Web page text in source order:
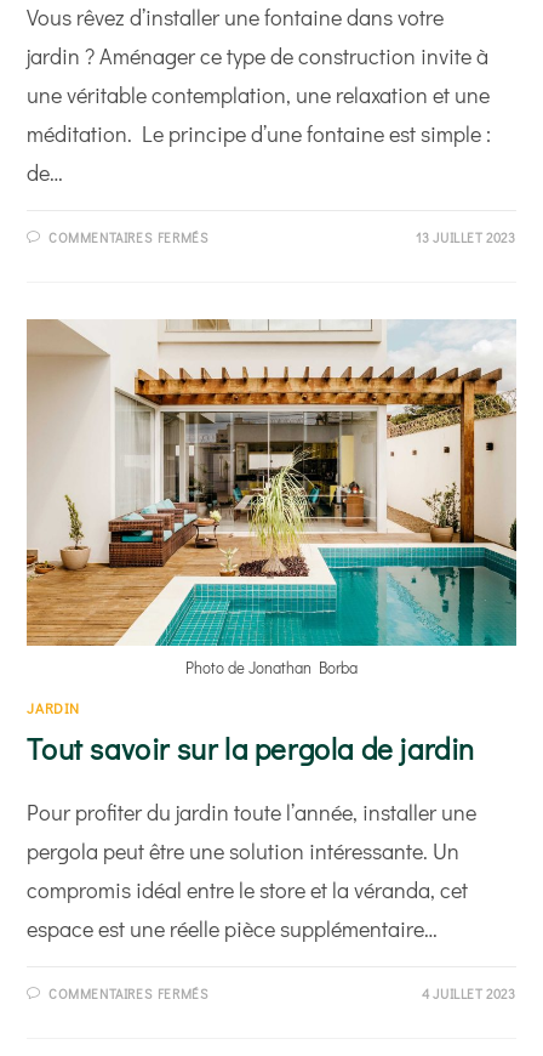
Vous rêvez d’installer une fontaine dans votre
jardin ? Aménager ce type de construction invite à
une véritable contemplation, une relaxation et une
méditation. Le principe d’une fontaine est simple :
de…
COMMENTAIRES FERMÉSSUR
ET
CHOIX !
13 JUILLET 2023
Photo de Jonathan Borba
JARDIN
Tout savoir sur la pergola de jardin
Pour profiter du jardin toute l’année, installer une
pergola peut être une solution intéressante. Un
compromis idéal entre le store et la véranda, cet
espace est une réelle pièce supplémentaire…
COMMENTAIRES FERMÉSSUR 4 JUILLET 2023